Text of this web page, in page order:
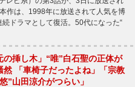
は、1998年に放送されて人気を博
ドラマとして復活。50代になった“
の挿し木」“唯”白石聖の正体が
然 「車椅子だったよね」「宗教
”山田涼介がつらい」